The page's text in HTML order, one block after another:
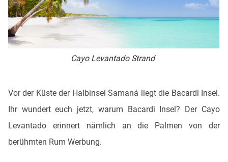
Cayo Levantado Strand
Vor der Küste der Halbinsel Samaná liegt die Bacardi Insel.
Ihr wundert euch jetzt, warum Bacardi Insel? Der Cayo
Levantado erinnert nämlich an die Palmen von der
berühmten Rum Werbung.